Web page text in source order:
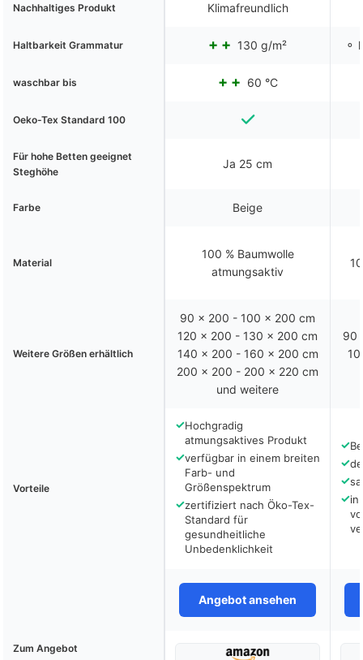
Nachhaltiges Produkt Klimafreundlich
Haltbarkeit Grammatur 130 g/m² ⚬
waschbar bis 60 °C
Oeko-Tex Standard 100
Für hohe Betten geeignet
Steghöhe
Ja 25 cm
Farbe Beige
Material
100 % Baumwolle
atmungsaktiv
Weitere Größen erhältlich
90 x 200 - 100 x 200 cm
120 x 200 - 130 x 200 cm
140 x 200 - 160 x 200 cm
200 x 200 - 200 x 220 cm
und weitere
90
Vorteile
✓Hochgradig
atmungsaktives Produkt
✓verfügbar in einem breiten
Farb- und
Größenspektrum
✓zertifiziert nach Öko-Tex-
Standard für
gesundheitliche
Unbedenklichkeit
✓
✓
✓
✓in
Angebot ansehen
Zum Angebot